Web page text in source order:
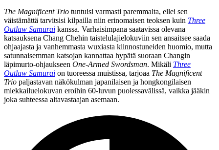
The Magnificent Trio tuntuisi varmasti paremmalta, ellei sen
väistämättä tarvitsisi kilpailla niin erinomaisen teoksen kuin Three
Outlaw Samurai kanssa. Varhaisimpana saatavissa olevana
katsauksena Chang Chehin taistelulajielokuviin sen ansaitsee saada
ohjaajasta ja vanhemmasta wuxiasta kiinnostuneiden huomio, mutta
satunnaisemman katsojan kannattaa hypätä suoraan Changin
läpimurto-ohjaukseen One‑Armed Swordsman. Mikäli Three
Outlaw Samurai on tuoreessa muistissa, tarjoaa The Magnificent
Trio paljastavan näkökulman japanilaisen ja hongkongilaisen
miekkailuelokuvan eroihin 60‑luvun puolessavälissä, vaikka jääkin
joka suhteessa altavastaajan asemaan.